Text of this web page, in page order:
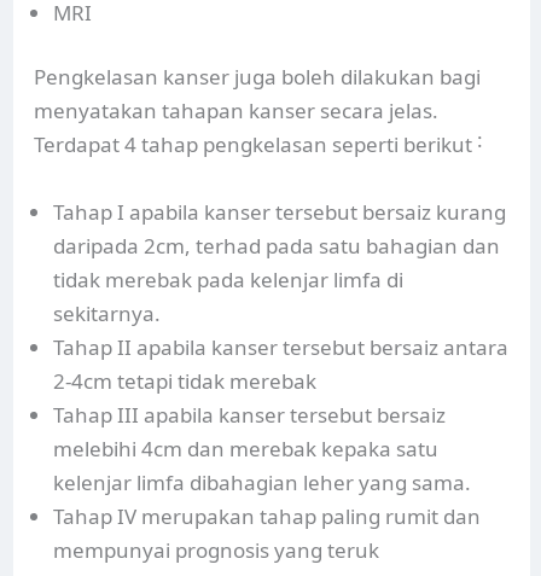
MRI
Pengkelasan kanser juga boleh dilakukan bagi
menyatakan tahapan kanser secara jelas.
Terdapat 4 tahap pengkelasan seperti berikut ˸
Tahap I apabila kanser tersebut bersaiz kurang
daripada 2cm, terhad pada satu bahagian dan
tidak merebak pada kelenjar limfa di
sekitarnya.
Tahap II apabila kanser tersebut bersaiz antara
2-4cm tetapi tidak merebak
Tahap III apabila kanser tersebut bersaiz
melebihi 4cm dan merebak kepaka satu
kelenjar limfa dibahagian leher yang sama.
Tahap IV merupakan tahap paling rumit dan
mempunyai prognosis yang teruk